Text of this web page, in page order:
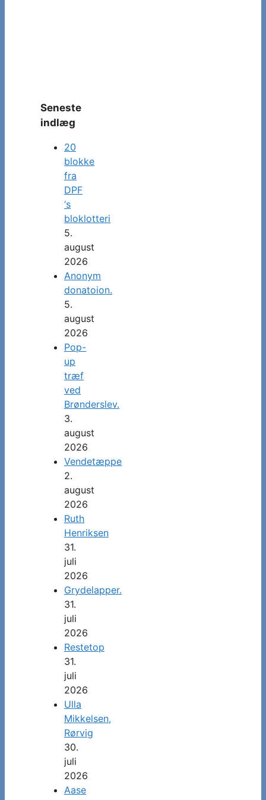
Seneste
indlæg
20
blokke
fra
DPF
‘s
bloklotteri
5.
august
2026
Anonym
donatoion.
5.
august
2026
Pop-
up
træf
ved
Brønderslev.
3.
august
2026
Vendetæppe
2.
august
2026
Ruth
Henriksen
31.
juli
2026
Grydelapper.
31.
juli
2026
Restetop
31.
juli
2026
Ulla
Mikkelsen,
Rørvig
30.
juli
2026
Aase